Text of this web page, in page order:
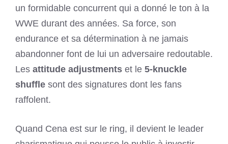
un formidable concurrent qui a donné le ton à la
WWE durant des années. Sa force, son
endurance et sa détermination à ne jamais
abandonner font de lui un adversaire redoutable.
Les attitude adjustments et le 5-knuckle
shuffle sont des signatures dont les fans
raffolent.
Quand Cena est sur le ring, il devient le leader